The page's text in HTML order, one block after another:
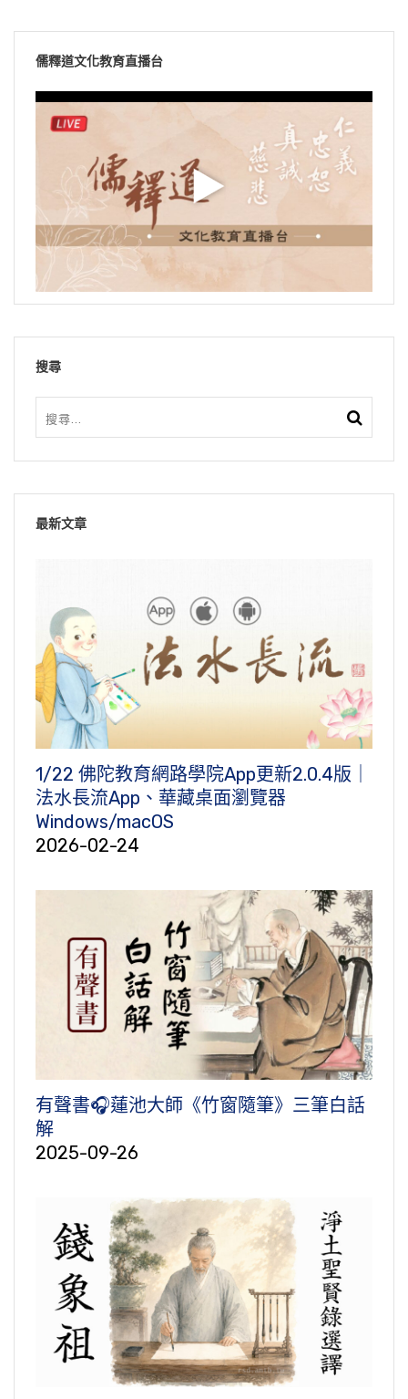
儒釋道文化教育直播台
搜尋
最新文章
1/22 佛陀教育網路學院App更新2.0.4版｜
法水長流App、華藏桌面瀏覽器
Windows/macOS
2026-02-24
有聲書🎧蓮池大師《竹窗隨筆》三筆白話
解
2025-09-26